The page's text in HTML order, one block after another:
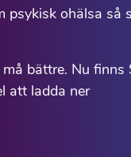
psykisk ohälsa så
bättre. Nu finns
att ladda ner